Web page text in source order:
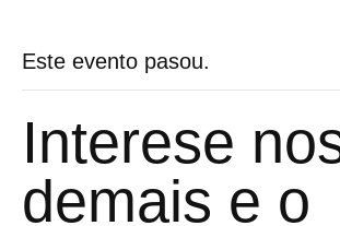
Este evento pasou.
Interese
demais e o